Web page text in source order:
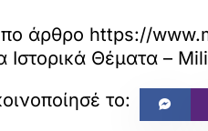
άρθρο https://
Ιστορικά Θέματα –